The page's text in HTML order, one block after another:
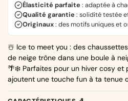
Élasticité parfaite : adaptée à
Qualité garantie : solidité testée
Originaux: des motifs uniques et
☃️ Ice to meet you : des
de neige trône dans une boule à
🌴❄️ Parfaites pour un hiver cosy et
ajoutent une touche fun à ta tenue